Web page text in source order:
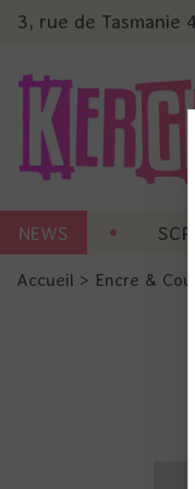
3, rue de Tasmanie
NEWS
Accueil > Encre &